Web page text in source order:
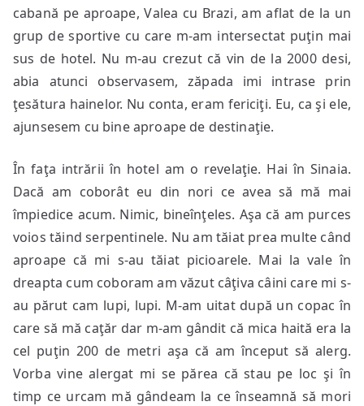
cabană pe aproape, Valea cu Brazi, am aflat de la un
grup de sportive cu care m-am intersectat puţin mai
sus de hotel. Nu m-au crezut că vin de la 2000 desi,
abia atunci observasem, zăpada imi intrase prin
ţesătura hainelor. Nu conta, eram fericiţi. Eu, ca şi ele,
ajunsesem cu bine aproape de destinaţie.
În faţa intrării în hotel am o revelaţie. Hai în Sinaia.
Dacă am coborât eu din nori ce avea să mă mai
împiedice acum. Nimic, bineînţeles. Aşa că am purces
voios tăind serpentinele. Nu am tăiat prea multe când
aproape că mi s-au tăiat picioarele. Mai la vale în
dreapta cum coboram am văzut câţiva câini care mi s-
au părut cam lupi, lupi. M-am uitat după un copac în
care să mă caţăr dar m-am gândit că mica haită era la
cel puţin 200 de metri aşa că am început să alerg.
Vorba vine alergat mi se părea că stau pe loc şi în
timp ce urcam mă gândeam la ce înseamnă să mori